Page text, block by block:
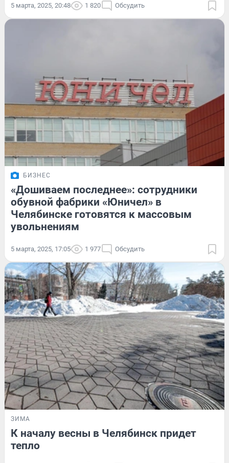
5 марта, 2025, 20:48 1 820 Обсудить
БИЗНЕС
«Дошиваем последнее»: сотрудники
обувной фабрики «Юничел» в
Челябинске готовятся к массовым
увольнениям
5 марта, 2025, 17:05 1 977 Обсудить
ЗИМА
К началу весны в Челябинск придет
тепло